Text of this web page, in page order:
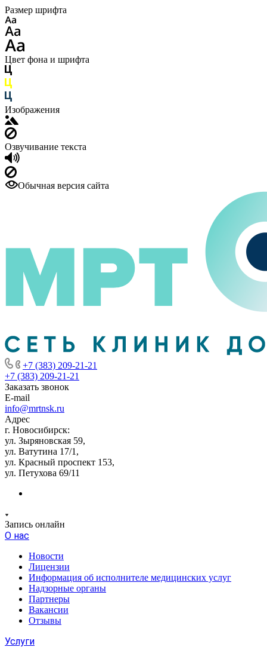
Размер шрифта
Цвет фона и шрифта
Изображения
Озвучивание текста
Обычная версия сайта
+7 (383) 209-21-21
+7 (383) 209-21-21
Заказать звонок
E-mail
info@mrtnsk.ru
Адрес
г. Новосибирск:
ул. Зыряновская 59,
ул. Ватутина 17/1,
ул. Красный проспект 153,
ул. Петухова 69/11
Запись онлайн
О нас
Новости
Лицензии
Информация об исполнителе медицинских услуг
Надзорные органы
Партнеры
Вакансии
Отзывы
Услуги